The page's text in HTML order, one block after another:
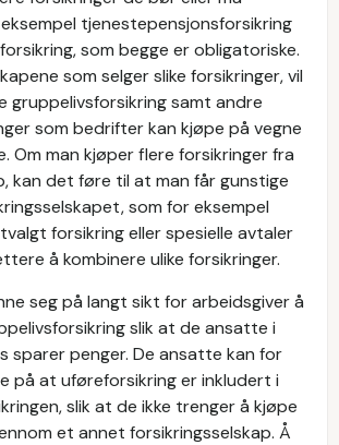
tjenestepensjonsforsikring
som begge er obligatoriske.
som selger slike forsikringer, vil
gruppelivsforsikring samt andre
som bedrifter kan kjøpe på vegne
Om man kjøper flere forsikringer fra
kan det føre til at man får gunstige
som for eksempel
forsikring eller spesielle avtaler
å kombinere ulike forsikringer.
seg på langt sikt for arbeidsgiver å
slik at de ansatte i
sparer penger. De ansatte kan for
på at uføreforsikring er inkludert i
slik at de ikke trenger å kjøpe
et annet forsikringsselskap. Å